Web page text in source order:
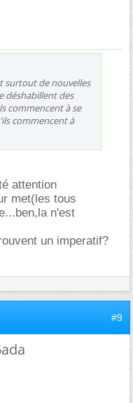
surtout de nouvelles
déshabillent des
commencent à se
commencent à
attention
met(les tous
n'est
un imperatif?
#9